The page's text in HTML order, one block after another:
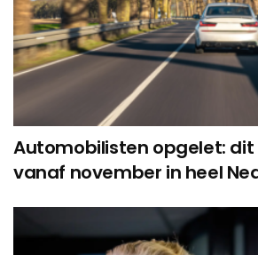
Automobilisten opgelet:
vanaf november in heel